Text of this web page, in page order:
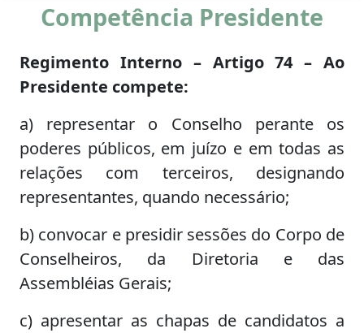
Competência Presidente
Regimento Interno – Artigo 74 – Ao
Presidente compete:
a) representar o Conselho perante os
poderes públicos, em juízo e em todas as
relações com terceiros, designando
representantes, quando necessário;
b) convocar e presidir sessões do Corpo de
Conselheiros, da Diretoria e das
Assembléias Gerais;
c) apresentar as chapas de candidatos a